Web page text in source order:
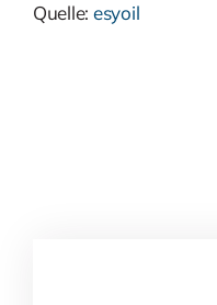
Quelle: esyoil